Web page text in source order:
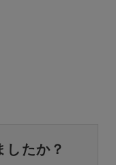
したか？